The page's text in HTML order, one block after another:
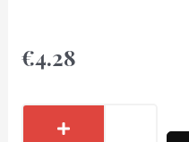
€4.28